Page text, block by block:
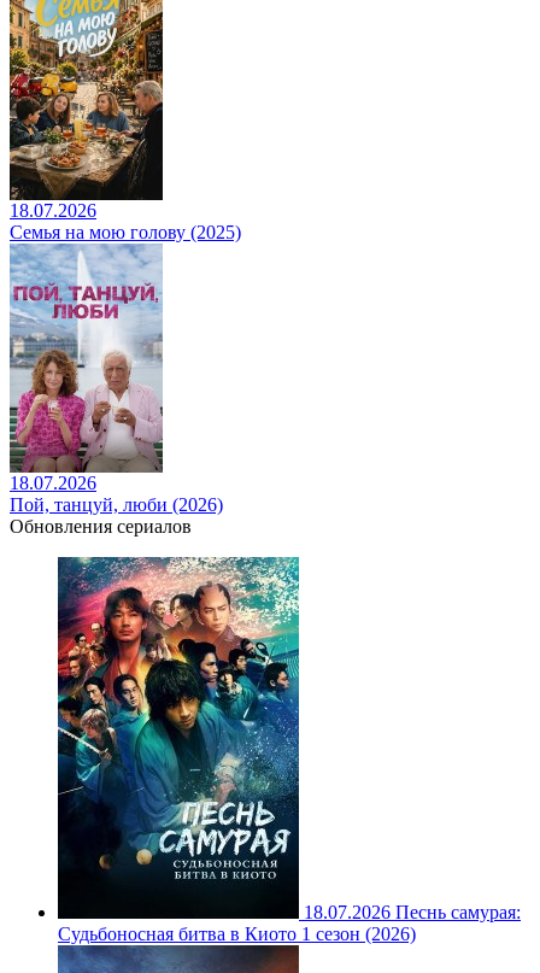
18.07.2026
Семья на мою голову (2025)
18.07.2026
Пой, танцуй, люби (2026)
Обновления сериалов
18.07.2026 Песнь самурая:
Судьбоносная битва в Киото 1 сезон (2026)